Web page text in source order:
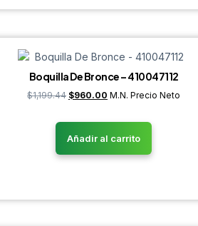
Boquilla De Bronce – 410047112
$1,199.44 $960.00 M.N. Precio Neto
Añadir al carrito